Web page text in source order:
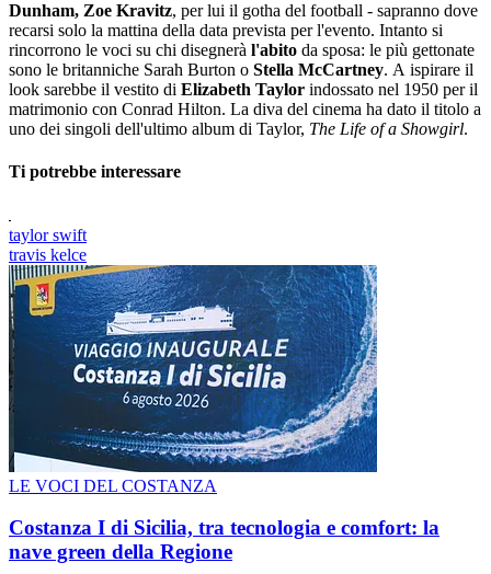
Dunham, Zoe Kravitz, per lui il gotha del football - sapranno dove
recarsi solo la mattina della data prevista per l'evento. Intanto si
rincorrono le voci su chi disegnerà l'abito da sposa: le più gettonate
sono le britanniche Sarah Burton o Stella McCartney. A ispirare il
look sarebbe il vestito di Elizabeth Taylor indossato nel 1950 per il
matrimonio con Conrad Hilton. La diva del cinema ha dato il titolo a
uno dei singoli dell'ultimo album di Taylor, The Life of a Showgirl.
Ti potrebbe interessare
taylor swift
travis kelce
LE VOCI DEL COSTANZA
Costanza I di Sicilia, tra tecnologia e comfort: la
nave green della Regione